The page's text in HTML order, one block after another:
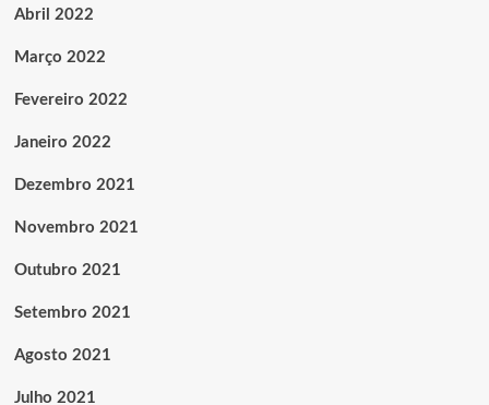
Abril 2022
Março 2022
Fevereiro 2022
Janeiro 2022
Dezembro 2021
Novembro 2021
Outubro 2021
Setembro 2021
Agosto 2021
Julho 2021